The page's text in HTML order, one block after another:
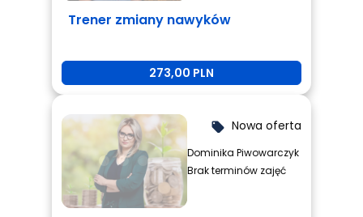
Trener zmiany nawyków
273,00 PLN
local_offer Nowa oferta
Dominika Piwowarczyk
Brak terminów zajęć